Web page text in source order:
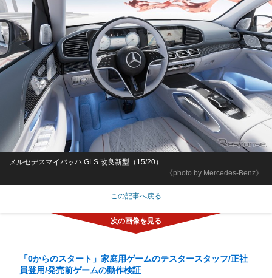
《photo by Mercedes-Benz》
メルセデスマイバッハ GLS 改良新型（15/20）
この記事へ戻る
「0からのスタート」家庭用ゲームのテスタースタッフ/正社
員登用/発売前ゲームの動作検証